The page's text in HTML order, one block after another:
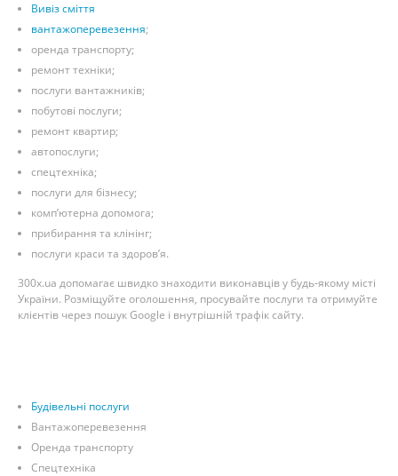
Вивіз сміття
вантажоперевезення;
оренда транспорту;
ремонт техніки;
послуги вантажників;
побутові послуги;
ремонт квартир;
автопослуги;
спецтехніка;
послуги для бізнесу;
комп’ютерна допомога;
прибирання та клінінг;
послуги краси та здоров’я.
300x.ua допомагає швидко знаходити виконавців у будь-якому місті
України. Розміщуйте оголошення, просувайте послуги та отримуйте
клієнтів через пошук Google і внутрішній трафік сайту.
Будівельні послуги
Вантажоперевезення
Оренда транспорту
Спецтехніка